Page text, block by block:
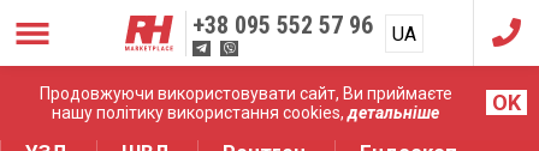
Продовжуючи використовувати сайт, Ви приймаєте
нашу політику використання cookies,детальніше OK
+38 095 552 57 96 UA
RU
Дистрибуція медичного обладнання